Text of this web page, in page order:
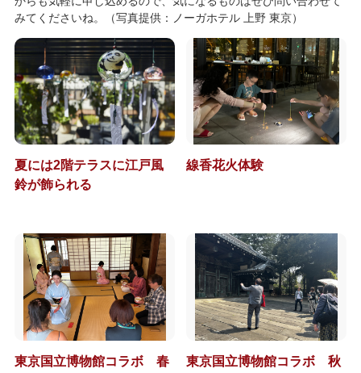
みてくださいね。（写真提供：ノーガホテル 上野 東京）
夏には2階テラスに江戸風
鈴が飾られる
線香花火体験
東京国立博物館コラボ 春
東京国立博物館コラボ 秋